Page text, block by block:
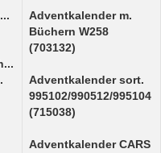
Adventkalender m.
Büchern W258
(703132)
Adventkalender sort.
995102/990512/995104
(715038)
Adventkalender CARS